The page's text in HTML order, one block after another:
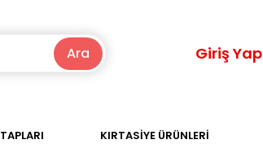
Ara Giriş Yap
KIRTASİYE ÜRÜNLERİ